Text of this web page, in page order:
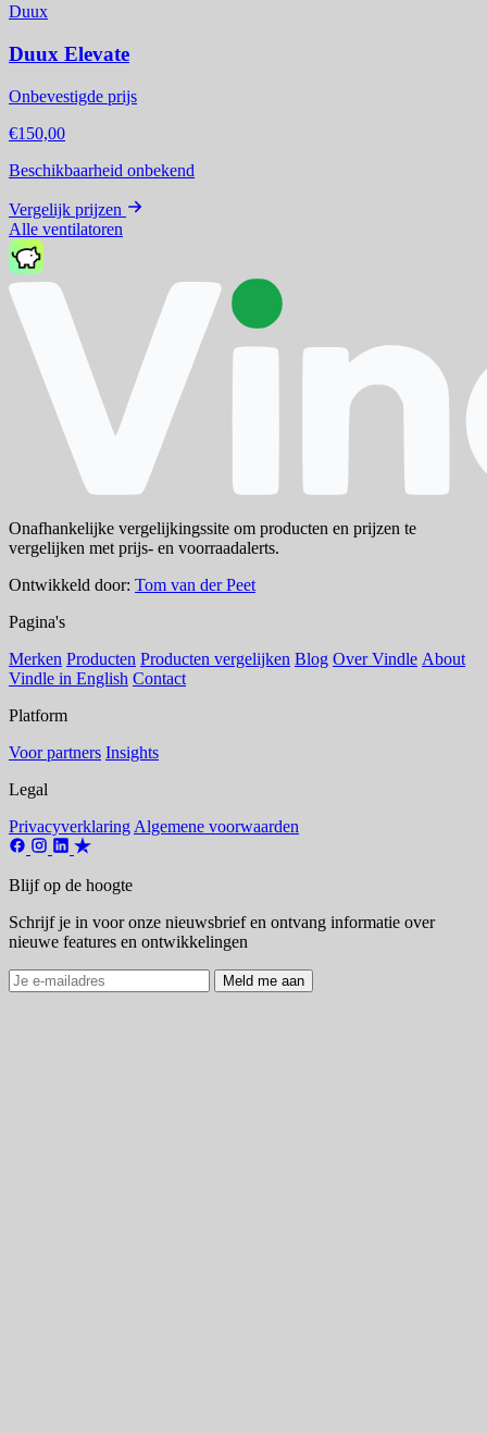
Duux
Duux Elevate
Onbevestigde prijs
€150,00
Beschikbaarheid onbekend
Vergelijk prijzen
Alle ventilatoren
Onafhankelijke vergelijkingssite om producten en prijzen te
vergelijken met prijs- en voorraadalerts.
Ontwikkeld door: Tom van der Peet
Pagina's
Merken Producten Producten vergelijken Blog Over Vindle About
Vindle in English Contact
Platform
Voor partners Insights
Legal
Privacyverklaring Algemene voorwaarden
Blijf op de hoogte
Schrijf je in voor onze nieuwsbrief en ontvang informatie over
nieuwe features en ontwikkelingen
Meld me aan